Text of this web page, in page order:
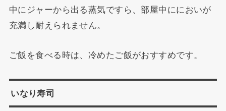
中にジャーから出る蒸気ですら、部屋中ににおいが
充満し耐えられません。
ご飯を食べる時は、冷めたご飯がおすすめです。
いなり寿司